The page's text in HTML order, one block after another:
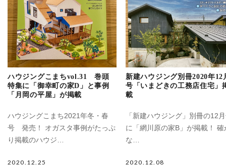
ハウジングこまちvol.31 巻頭
特集に「御幸町の家D」と事例
「月岡の平屋」が掲載
ハウジングこまち2021年冬・春
号 発売！ オガスタ事例がたっぷ
り掲載のハウジ…
2020.12.25
新建ハウジング別冊2020年12
号「いまどきの工務店住宅」
載
「新建ハウジング」別冊の12
に「網川原の家B」が掲載！ 確
な…
2020.12.08